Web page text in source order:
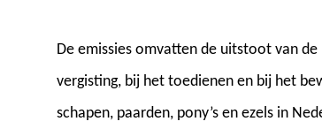
De emissies omvatten de uitstoot van
vergisting, bij het toedienen en bij het
schapen, paarden, pony’s en ezels in